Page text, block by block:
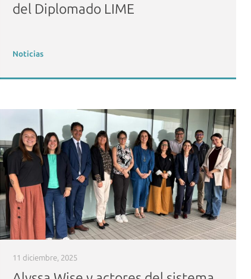
del Diplomado LIME
Noticias
11 diciembre, 2025